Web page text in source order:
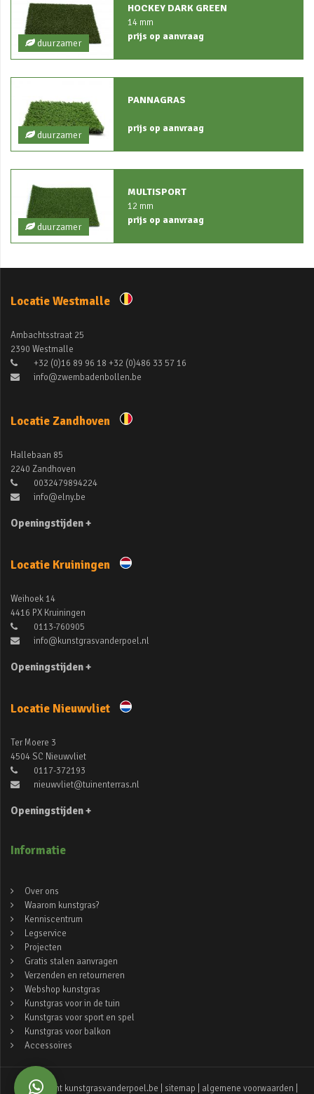
duurzamer
HOCKEY DARK GREEN
14 mm
prijs op aanvraag
duurzamer
PANNAGRAS
prijs op aanvraag
duurzamer
MULTISPORT
12 mm
prijs op aanvraag
Locatie Westmalle
Ambachtsstraat 25
2390 Westmalle
+32 (0)16 89 96 18 +32 (0)486 33 57 16
info@zwembadenbollen.be
Locatie Zandhoven
Hallebaan 85
2240 Zandhoven
0032479894224
info@elny.be
Openingstijden +
Locatie Kruiningen
Weihoek 14
4416 PX Kruiningen
0113-760905
info@kunstgrasvanderpoel.nl
Openingstijden +
Locatie Nieuwvliet
Ter Moere 3
4504 SC Nieuwvliet
0117-372193
nieuwvliet@tuinenterras.nl
Openingstijden +
Informatie
Over ons
Waarom kunstgras?
Kenniscentrum
Legservice
Projecten
Gratis stalen aanvragen
Verzenden en retourneren
Webshop kunstgras
Kunstgras voor in de tuin
Kunstgras voor sport en spel
Kunstgras voor balkon
Accessoires
© copyright kunstgrasvanderpoel.be | sitemap algemene voorwaarden